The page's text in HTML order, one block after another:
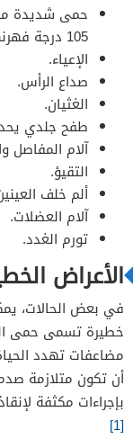
105 درجة فهرنهايت.
الإعياء.
صداع الرأس.
الغثيان.
طفح جلدي
آلام المفاصل
التقيؤ.
ألم خلف
آلام العضلات.
تورم الغدد.
الأعراض
في بعض الحالات،
خطيرة تسمى حمى
مضاعفات تهدد
أن تكون متلازمة
بإجراءات مكثفة
[1]